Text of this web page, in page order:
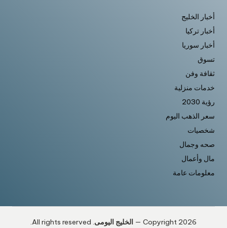
أخبار الخليج
أخبار تركيا
أخبار سوريا
تسوق
ثقافة وفن
خدمات منزلية
رؤية 2030
سعر الذهب اليوم
شخصيات
صحه وجمال
مال وأعمال
معلومات عامة
Copyright 2026 — الخليج اليومى. All rights reserved.